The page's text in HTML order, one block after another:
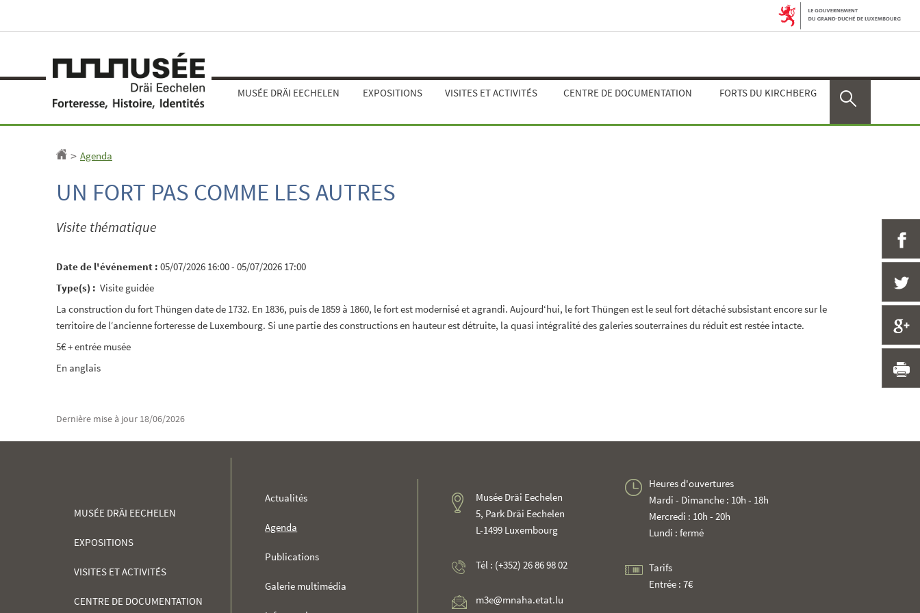
MUSÉE DRÄI EECHELEN EXPOSITIONS VISITES ET ACTIVITÉS CENTRE DE DOCUMENTATION FORTS DU KIRCHBERG
Accueil
> Agenda
UN FORT PAS COMME LES AUTRES
Visite thématique
Date de l'événement : 05/07/2026 16:00 - 05/07/2026 17:00
Type(s) : Visite guidée
La construction du fort Thüngen date de 1732. En 1836, puis de 1859 à 1860, le fort est modernisé et agrandi. Aujourd‘hui, le fort Thüngen est le seul fort détaché subsistant encore sur le
territoire de l‘ancienne forteresse de Luxembourg. Si une partie des constructions en hauteur est détruite, la quasi intégralité des galeries souterraines du réduit est restée intacte.
5€ + entrée musée
En anglais
Dernière mise à jour 18/06/2026
MENU
NAVIGATION
MUSÉE DRÄI EECHELEN
EXPOSITIONS
VISITES ET ACTIVITÉS
CENTRE DE DOCUMENTATION
Actualités
Agenda
Publications
Galerie multimédia
Musée Dräi Eechelen
5, Park Dräi Eechelen
L-1499 Luxembourg
Tél : (+352) 26 86 98 02
m3e@mnaha.etat.lu
Heures d'ouvertures
Mardi - Dimanche : 10h - 18h
Mercredi : 10h - 20h
Lundi : fermé
Tarifs
Entrée : 7€